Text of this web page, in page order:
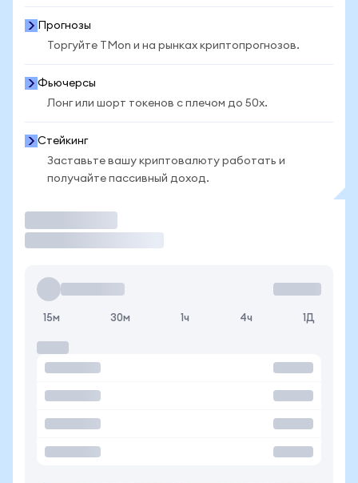
Прогнозы
Торгуйте TMon и на рынках криптопрогнозов.
Фьючерсы
Лонг или шорт токенов с плечом до 50x.
Стейкинг
Заставьте вашу криптовалюту работать и
получайте пассивный доход.
15м 30м 1ч 4ч 1Д